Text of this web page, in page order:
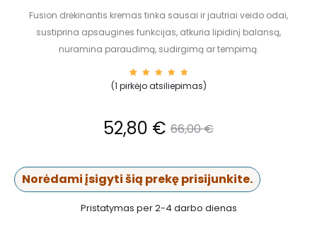
Fusion drėkinantis kremas tinka sausai ir jautriai veido odai,
sustiprina apsaugines funkcijas, atkuria lipidinį balansą,
nuramina paraudimą, sudirgimą ar tempimą.
Įvertin
imas:
imų:
1
)
(1 pirkėjo atsiliepimas)
66,00€
52,80 €
Norėdami įsigyti šią prekę prisijunkite.
Pristatymas per 2-4 darbo dienas